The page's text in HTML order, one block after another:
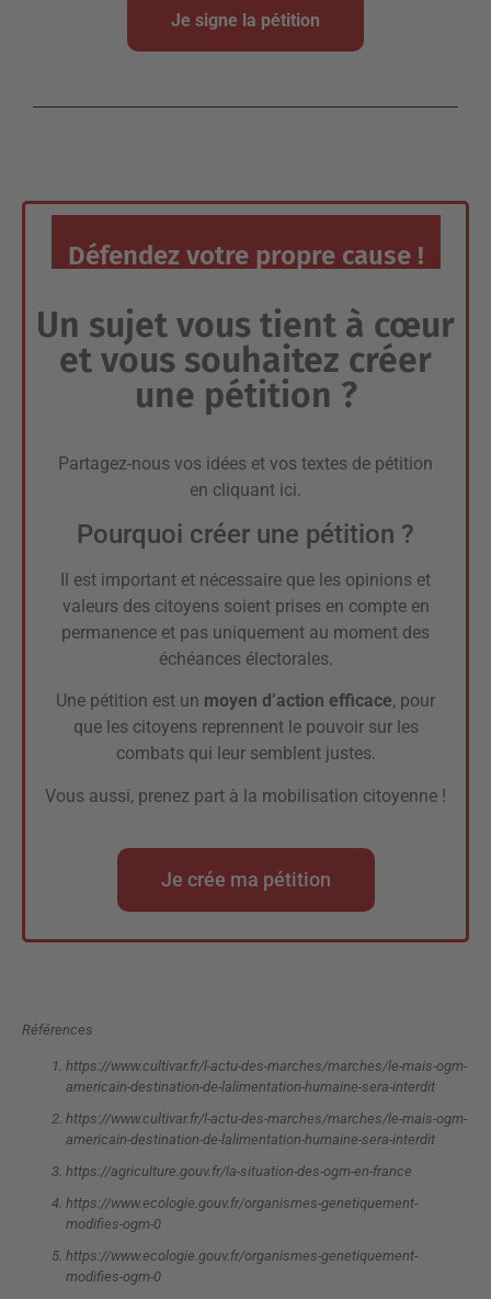
Je signe la pétition
Défendez votre propre cause !
Un sujet vous tient à cœur
et vous souhaitez créer
une pétition ?
Partagez-nous vos idées et vos textes de pétition
en cliquant ici.
Pourquoi créer une pétition ?
Il est important et nécessaire que les opinions et
valeurs des citoyens soient prises en compte en
permanence et pas uniquement au moment des
échéances électorales.
Une pétition est un moyen d’action efficace, pour
que les citoyens reprennent le pouvoir sur les
combats qui leur semblent justes.
Vous aussi, prenez part à la mobilisation citoyenne !
Je crée ma pétition
Références
https://www.cultivar.fr/l-actu-des-marches/marches/le-mais-ogm-
americain-destination-de-lalimentation-humaine-sera-interdit
https://www.cultivar.fr/l-actu-des-marches/marches/le-mais-ogm-
americain-destination-de-lalimentation-humaine-sera-interdit
https://agriculture.gouv.fr/la-situation-des-ogm-en-france
https://www.ecologie.gouv.fr/organismes-genetiquement-
modifies-ogm-0
https://www.ecologie.gouv.fr/organismes-genetiquement-
modifies-ogm-0